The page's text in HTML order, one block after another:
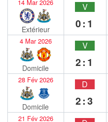
14 Mar 2026
Extérieur
V
0:1
4 Mar 2026
Domicile
V
2:1
28 Fév 2026
Domicile
D
2:3
21 Fév 2026